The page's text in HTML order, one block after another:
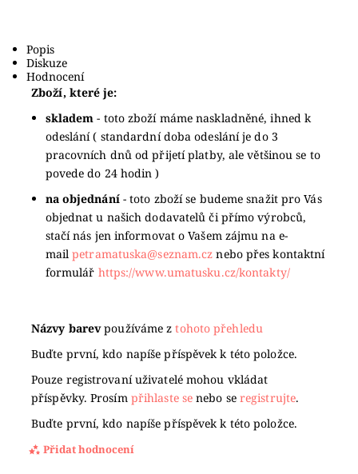
Popis
Diskuze
Hodnocení
Zboží, které je:
skladem - toto zboží máme naskladněné, ihned k
odeslání ( standardní doba odeslání je do 3
pracovních dnů od přijetí platby, ale většinou se to
povede do 24 hodin )
na objednání - toto zboží se budeme snažit pro Vás
objednat u našich dodavatelů či přímo výrobců,
stačí nás jen informovat o Vašem zájmu na e-
mail petramatuska@seznam.cz nebo přes kontaktní
formulář https://www.umatusku.cz/kontakty/
Názvy barev používáme ztohoto přehledu
Buďte první, kdo napíše příspěvek k této položce.
Pouze registrovaní uživatelé mohou vkládat
příspěvky. Prosím přihlaste se nebo se registrujte.
Buďte první, kdo napíše příspěvek k této položce.
Přidat hodnocení